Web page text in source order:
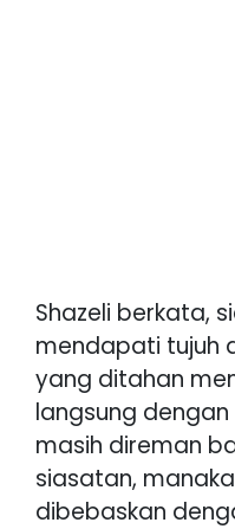
Shazeli berkata,
mendapati tujuh
yang ditahan
langsung
masih direman
siasatan,
dibebaskan